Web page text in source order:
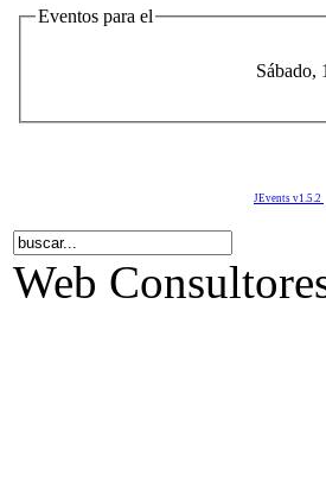
Eventos para el
Sábado,
JEvents v1.5.2
Web